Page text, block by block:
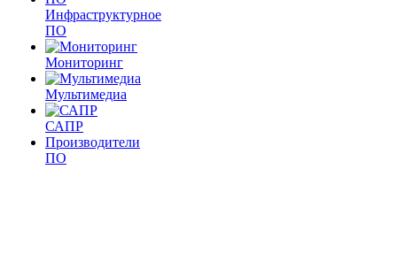
Инфраструктурное
ПО
Мониторинг
Мультимедиа
САПР
Производители
ПО